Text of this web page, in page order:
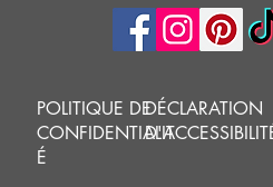
POLITIQUE DE
CONFIDENTIALIT
É
DÉCLARATION